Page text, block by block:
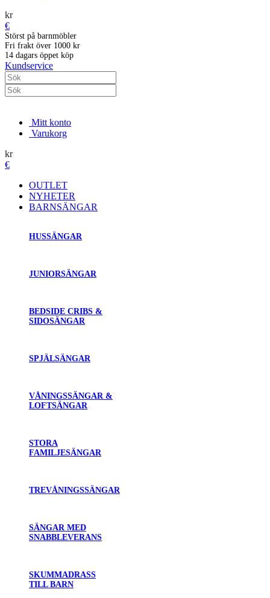
kr
€
Störst på barnmöbler
Fri frakt över 1000 kr
14 dagars öppet köp
Kundservice
Mitt konto
Varukorg
kr
€
OUTLET
NYHETER
BARNSÄNGAR
HUSSÄNGAR
JUNIORSÄNGAR
BEDSIDE CRIBS &
SIDOSÄNGAR
SPJÄLSÄNGAR
VÅNINGSSÄNGAR &
LOFTSÄNGAR
STORA
FAMILJESÄNGAR
TREVÅNINGSSÄNGAR
SÄNGAR MED
SNABBLEVERANS
SKUMMADRASS
TILL BARN